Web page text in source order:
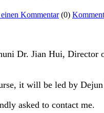
Kommentar(0)
Dr. Jian Hui,
it will be led by
asked to contact me.